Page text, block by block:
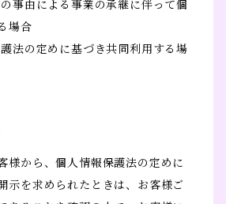
の事由による事業の承継に伴って個
場合
護法の定めに基づき共同利用する場
様から、個人情報保護法の定めに
示を求められたときは、お客様ご